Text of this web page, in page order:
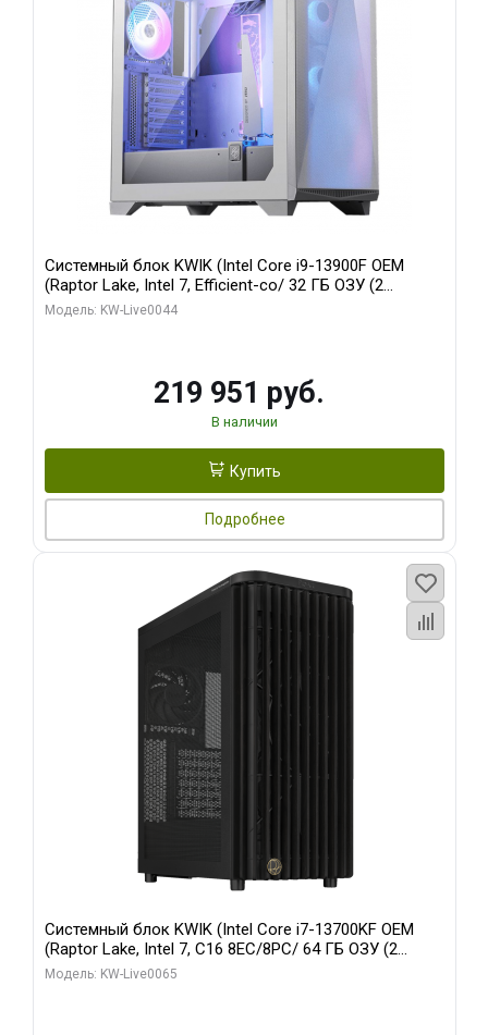
Системный блок KWIK (Intel Core i9-13900F OEM
(Raptor Lake, Intel 7, Efficient-co/ 32 ГБ ОЗУ (2
модуля)/ Gigabyte RTX5070Ti AERO OC 16GB GDDR7
Модель: KW-Live0044
219 951 руб.
В наличии
Купить
Подробнее
Системный блок KWIK (Intel Core i7-13700KF OEM
(Raptor Lake, Intel 7, C16 8EC/8PC/ 64 ГБ ОЗУ (2
модуля)/ ASUS RTX5080 PROART OC 16GB GDDR7
Модель: KW-Live0065